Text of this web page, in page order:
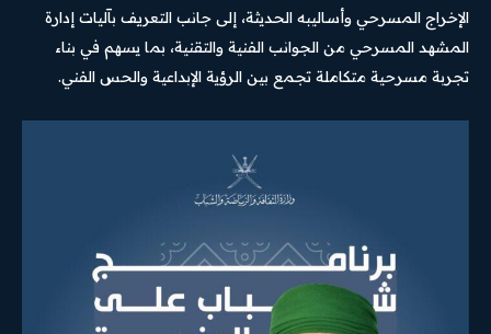
الإخراج المسرحي وأساليبه الحديثة، إلى جانب التعريف بآليات إدارة
المشهد المسرحي من الجوانب الفنية والتقنية، بما يسهم في بناء
تجربة مسرحية متكاملة تجمع بين الرؤية الإبداعية والحس الفني.